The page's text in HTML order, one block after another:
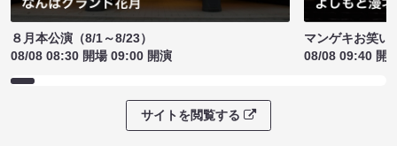
８月本公演（8/1～8/23）
08/08 08:30 開場 09:00 開演
マンゲキお笑い
08/08 09:40 開
サイトを閲覧する